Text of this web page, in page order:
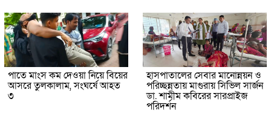
পাতে মাংস কম দেওয়া নিয়ে বিয়ের
আসরে তুলকালাম, সংঘর্ষে আহত
৩
হাসপাতালের সেবার মানোন্নয়ন ও
পরিচ্ছন্নতায় মাগুরায় সিভিল সার্জন
ডা. শামীম কবিরের সারপ্রাইজ
পরিদর্শন